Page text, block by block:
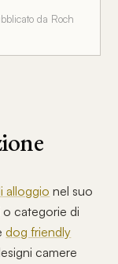
da Roch
alloggio nel suo
o categorie di
dog friendly
camere